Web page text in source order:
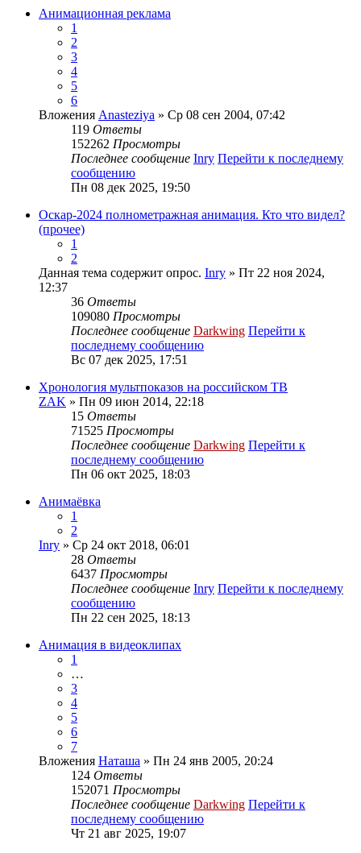
Анимационная реклама
1
2
3
4
5
6
Вложения Anasteziya » Ср 08 сен 2004, 07:42
119 Ответы
152262 Просмотры
Последнее сообщение Inry Перейти к последнему
сообщению
Пн 08 дек 2025, 19:50
Оскар-2024 полнометражная анимация. Кто что видел?
(прочее)
1
2
Данная тема содержит опрос. Inry » Пт 22 ноя 2024,
12:37
36 Ответы
109080 Просмотры
Последнее сообщение Darkwing Перейти к
последнему сообщению
Вс 07 дек 2025, 17:51
Хронология мультпоказов на российском ТВ
ZAK » Пн 09 июн 2014, 22:18
15 Ответы
71525 Просмотры
Последнее сообщение Darkwing Перейти к
последнему сообщению
Пн 06 окт 2025, 18:03
Анимаёвка
1
2
Inry » Ср 24 окт 2018, 06:01
28 Ответы
6437 Просмотры
Последнее сообщение Inry Перейти к последнему
сообщению
Пн 22 сен 2025, 18:13
Анимация в видеоклипах
1
…
3
4
5
6
7
Вложения Наташа » Пн 24 янв 2005, 20:24
124 Ответы
152071 Просмотры
Последнее сообщение Darkwing Перейти к
последнему сообщению
Чт 21 авг 2025, 19:07